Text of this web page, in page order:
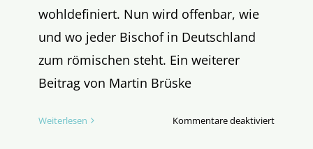
wohldefiniert. Nun wird offenbar, wie
und wo jeder Bischof in Deutschland
zum römischen steht. Ein weiterer
Beitrag von Martin Brüske
Weiterlesen Kommentare deaktiviertfür